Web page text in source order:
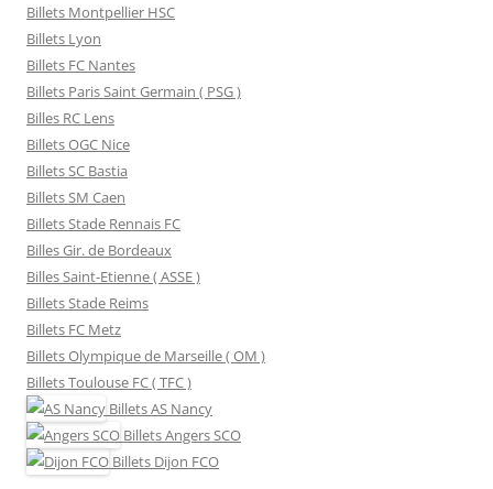
Billets Montpellier HSC
Billets Lyon
Billets FC Nantes
Billets Paris Saint Germain ( PSG )
Billes RC Lens
Billets OGC Nice
Billets SC Bastia
Billets SM Caen
Billets Stade Rennais FC
Billes Gir. de Bordeaux
Billes Saint-Etienne ( ASSE )
Billets Stade Reims
Billets FC Metz
Billets Olympique de Marseille ( OM )
Billets Toulouse FC ( TFC )
BilletsAS Nancy
BilletsAngers SCO
Billets Dijon FCO